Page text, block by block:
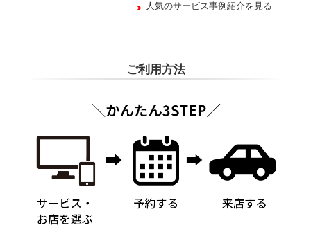
人気のサービス事例紹介を見る
ご利用方法